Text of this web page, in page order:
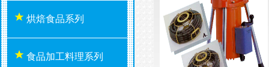
烘焙食品系列
食品加工料理系列